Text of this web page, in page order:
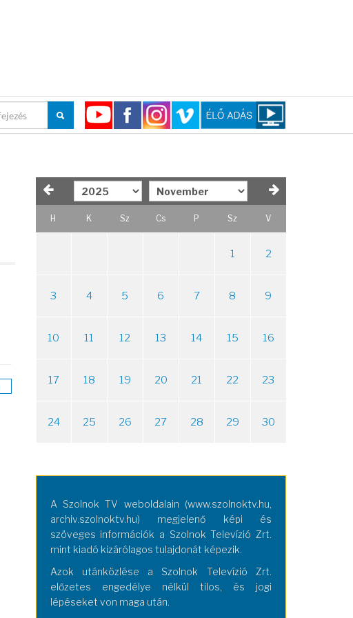
H K Sz Cs P Sz V
1 2
3 4 5 6 7 8 9
10 11 12 13 14 15 16
17 18 19 20 21 22 23
24 25 26 27 28 29 30
A Szolnok TV weboldalain (www.szolnoktv.hu,
archiv.szolnoktv.hu) megjelenő képi és
szöveges információk a Szolnok Televízió Zrt.
mint kiadó kizárólagos tulajdonát képezik.
Azok utánközlése a Szolnok Televízió Zrt.
előzetes engedélye nélkül tilos, és jogi
lépéseket von maga után.